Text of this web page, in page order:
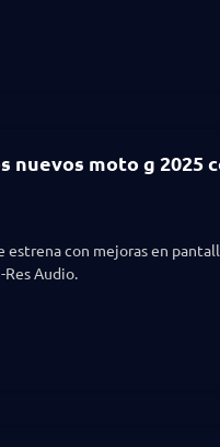
moto g 2025
estrena con mejoras en
Audio.